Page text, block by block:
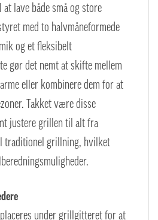
lave både små og store
med to halvmåneformede
og et fleksibelt
gør det nemt at skifte mellem
eller kombinere dem for at
Takket være disse
justere grillen til alt fra
traditionel grillning, hvilket
under grillgitteret for at